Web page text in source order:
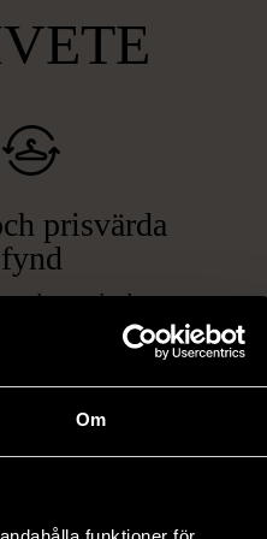
Om
prisvärda
fynd
ett brett utbud av
kläder och möbler
elektronik i våra
föremål som
vanliga butiker.